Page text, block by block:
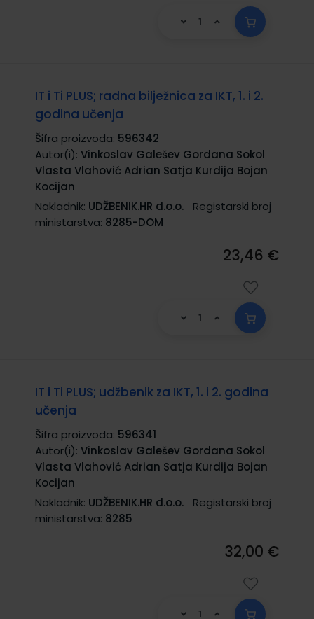
IT i Ti PLUS; radna bilježnica za IKT, 1. i 2.
godina učenja
Šifra proizvoda: 596342
Autor(i): Vinkoslav Galešev Gordana Sokol
Vlasta Vlahović Adrian Satja Kurdija Bojan
Kocijan
Nakladnik: UDŽBENIK.HR d.o.o.
Registarski broj
ministarstva: 8285-DOM
23,46 €
IT i Ti PLUS; udžbenik za IKT, 1. i 2. godina
učenja
Šifra proizvoda: 596341
Autor(i): Vinkoslav Galešev Gordana Sokol
Vlasta Vlahović Adrian Satja Kurdija Bojan
Kocijan
Nakladnik: UDŽBENIK.HR d.o.o.
Registarski broj
ministarstva: 8285
32,00 €